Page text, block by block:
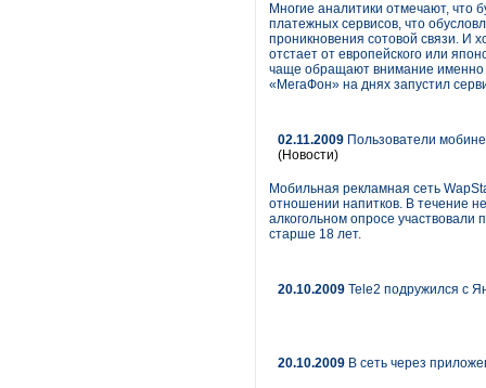
Многие аналитики отмечают, что
платежных сервисов, что
проникновения сотовой связи. И
отстает от европейского или
чаще обращают внимание именно
«МегаФон» на днях запустил
02.11.2009 Пользователи
(Новости)
Мобильная рекламная сеть
отношении напитков. В течение
алкогольном опросе
старше 18 лет.
20.10.2009 Tele2 подружился с
20.10.2009 В сеть через